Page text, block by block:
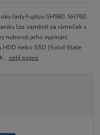
řady Fujitsu SH560, SH760,
lze zaměnit za rámeček s
nutnosti jeho vypínání.
HDD nebo SSD (Solid State
celý popis